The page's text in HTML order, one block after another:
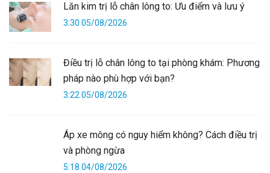
Lăn kim trị lỗ chân lông to: Ưu điểm và lưu ý
3:30 05/08/2026
Điều trị lỗ chân lông to tại phòng khám: Phương
pháp nào phù hợp với bạn?
3:22 05/08/2026
Áp xe mông có nguy hiểm không? Cách điều trị
và phòng ngừa
5:18 04/08/2026